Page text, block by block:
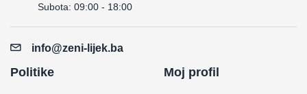
Subota: 09:00 - 18:00
info@zeni-lijek.ba
Politike Moj profil